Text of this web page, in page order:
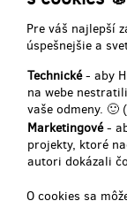
Pre váš najlepší
úspešnejšie a
Technické- aby
na webe
vaše odmeny. 🙂
Marketingové-
projekty, ktoré
autori dokázali
O cookies sa